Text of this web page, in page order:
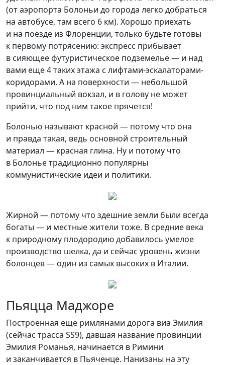
(от аэропорта Болоньи до города легко добраться
на автобусе, там всего 6 км). Хорошо приехать
и на поезде из Флоренции, только будьте готовы
к первому потрясению: экспресс прибывает
в сияющее футуристическое подземелье — и над
вами еще 4 таких этажа с лифтами-эскалаторами-
коридорами. А на поверхности — небольшой
провинциальный вокзал, и в голову не может
прийти, что под ним такое прячется!
Болонью называют красной — потому что она
и правда такая, ведь основной строительный
материал — красная глина. Ну и потому что
в Болонье традиционно популярны
коммунистические идеи и политики.
Жирной — потому что здешние земли были всегда
богаты — и местные жители тоже. В средние века
к природному плодородию добавилось умелое
производство шелка, да и сейчас уровень жизни
болонцев — один из самых высоких в Италии.
Пьяцца Маджоре
Построенная еще римлянами дорога виа Эмилия
(сейчас трасса SS9), давшая название провинции
Эмилия Романья, начинается в Римини
и заканчивается в Пьяченце. Нанизаны на эту